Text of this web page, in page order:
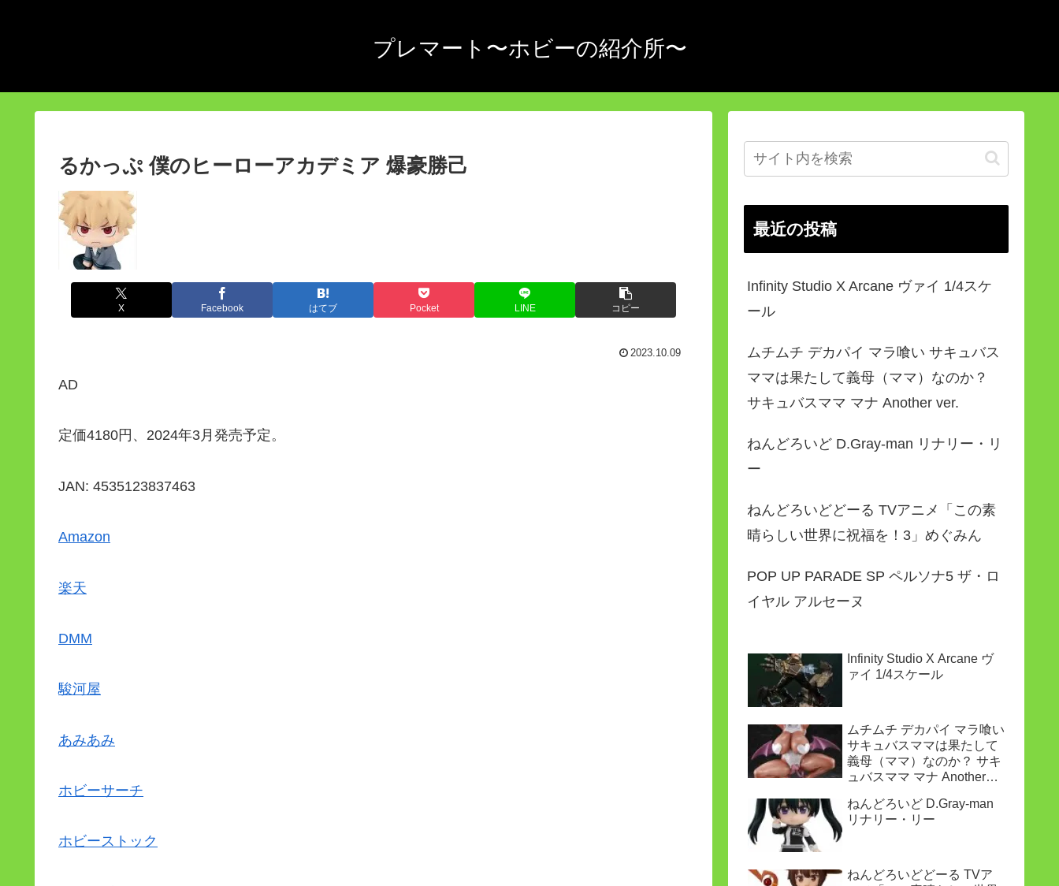
プレマート〜ホビーの紹介所〜
るかっぷ 僕のヒーローアカデミア 爆豪勝己
X Facebook はてブ Pocket LINE コピー
2023.10.09
AD
定価4180円、2024年3月発売予定。
JAN: 4535123837463
Amazon
楽天
DMM
駿河屋
あみあみ
ホビーサーチ
ホビーストック
最近の投稿
Infinity Studio X Arcane ヴァイ 1/4スケ
ール
ムチムチ デカパイ マラ喰い サキュバス
ママは果たして義母（ママ）なのか？
サキュバスママ マナ Another ver.
ねんどろいど D.Gray-man リナリー・リ
ー
ねんどろいどどーる TVアニメ「この素
晴らしい世界に祝福を！3」めぐみん
POP UP PARADE SP ペルソナ5 ザ・ロ
イヤル アルセーヌ
Infinity Studio X Arcane ヴ
ァイ 1/4スケール
ムチムチ デカパイ マラ喰い
サキュバスママは果たして
義母（ママ）なのか？ サキ
ュバスママ マナ Another
ねんどろいど D.Gray-man
リナリー・リー
ねんどろいどどーる TVア